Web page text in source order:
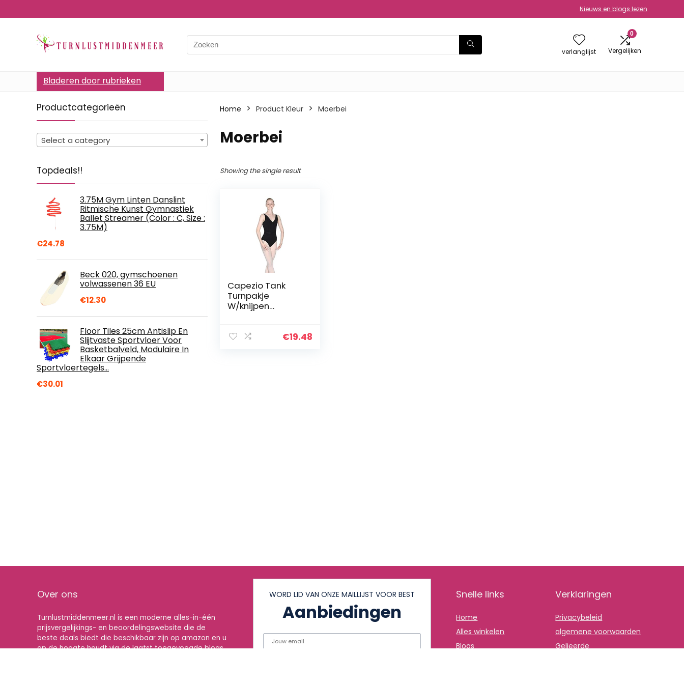
Nieuws en blogs lezen
verlanglijst
0
Vergelijken
Bladeren door rubrieken
Productcategorieën
Select a category
Topdeals!!
3.75M Gym Linten Danslint
Ritmische Kunst Gymnastiek
Ballet Streamer (Color : C, Size :
3.75M)
€24.78
Beck 020, gymschoenen
volwassenen 36 EU
€12.30
Floor Tiles 25cm Antislip En
Slijtvaste Sportvloer Voor
Basketbalveld, Modulaire In
Elkaar Grijpende
Sportvloertegels…
€30.01
Home Product Kleur Moerbei
Moerbei
Showing the single result
Capezio Tank
Turnpakje
W/knijpen
Collectie
€19.48
Over ons
Turnlustmiddenmeer.nl is een moderne alles-in-één
prijsvergelijkings- en beoordelingswebsite die de
beste deals biedt die beschikbaar zijn op amazon en u
op de hoogte houdt via de laatst toegevoegde blogs.
WORD LID VAN ONZE MAILLIJST VOOR BEST
Aanbiedingen
Snelle links
Home
Alles winkelen
Blogs
Verklaringen
Privacybeleid
algemene voorwaarden
Gelieerde